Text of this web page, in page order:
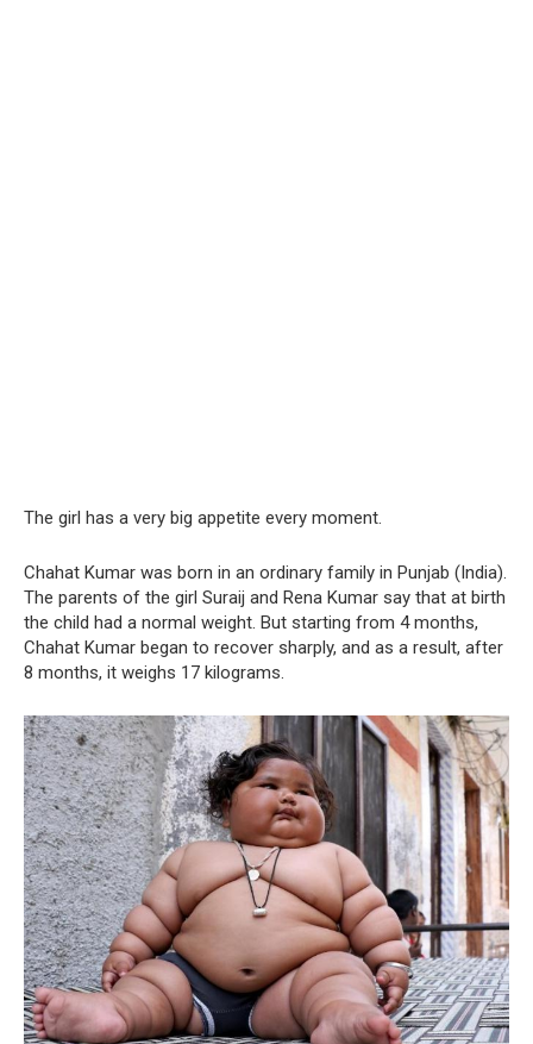
The girl has a very big appetite every moment.
Chahat Kumar was born in an ordinary family in Punjab (India).
The parents of the girl Suraij and Rena Kumar say that at birth
the child had a normal weight. But starting from 4 months,
Chahat Kumar began to recover sharply, and as a result, after
8 months, it weighs 17 kilograms.